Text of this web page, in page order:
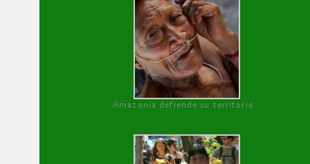
Amazonía defiende su territorio